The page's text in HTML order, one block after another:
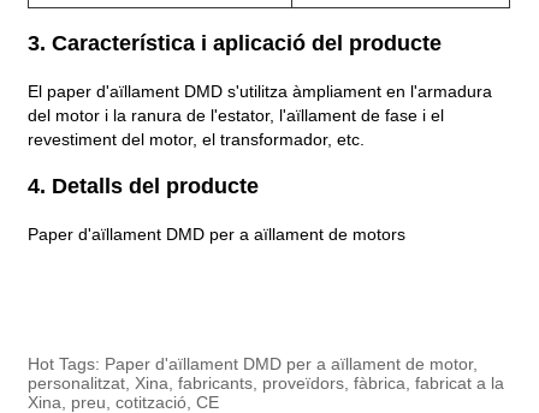
3. Característica i aplicació del producte
El paper d'aïllament DMD s'utilitza àmpliament en l'armadura
del motor i la ranura de l'estator, l'aïllament de fase i el
revestiment del motor, el transformador, etc.
4. Detalls del producte
Paper d'aïllament DMD per a aïllament de motors
Hot Tags: Paper d'aïllament DMD per a aïllament de motor,
personalitzat, Xina, fabricants, proveïdors, fàbrica, fabricat a la
Xina, preu, cotització, CE